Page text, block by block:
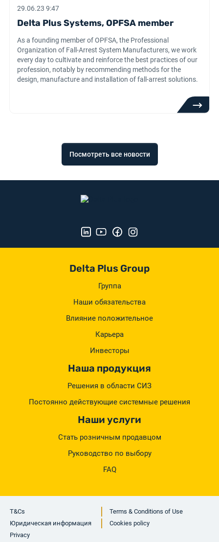
29.06.23 9:47
Delta Plus Systems, OPFSA member
As a founding member of OPFSA, the Professional
Organization of Fall-Arrest System Manufacturers, we work
every day to cultivate and reinforce the best practices of our
profession, notably by recommending methods for the
design, manufacture and installation of fall-arrest solutions.
Посмотреть все новости
Delta Plus Group
Группа
Наши обязательства
Влияние положительное
Карьера
Инвесторы
Наша продукция
Решения в области СИЗ
Постоянно действующие системные решения
Наши услуги
Стать розничным продавцом
Руководство по выбору
FAQ
T&Cs
Terms & Conditions of Use
Юридическая информация
Cookies policy
Privacy